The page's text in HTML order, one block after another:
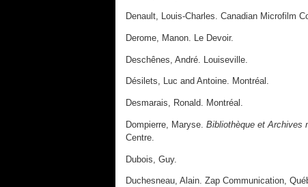
Denault, Louis-Charles. Canadian Microfilm
Derome, Manon. Le Devoir.
Deschênes, André. Louiseville.
Désilets, Luc and Antoine. Montréal.
Desmarais, Ronald. Montréal.
Dompierre, Maryse. Bibliothèque et Archives
Centre.
Dubois, Guy.
Duchesneau, Alain. Zap Communication,